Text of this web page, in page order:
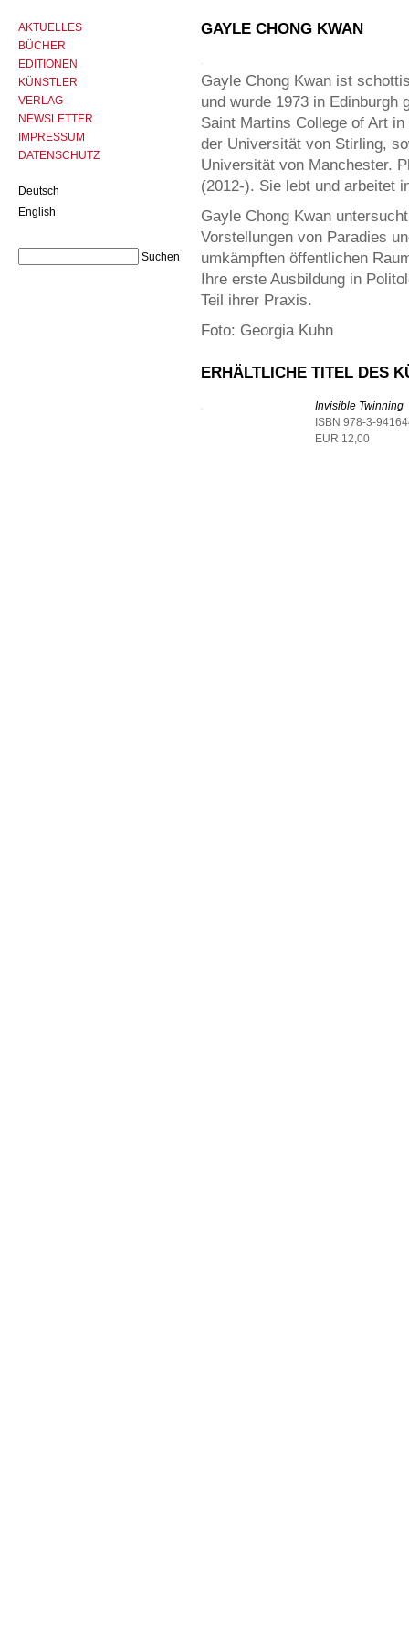
GAYLE CHONG KWAN
Gayle Chong Kwan ist
und wurde 1973 in Edinburgh
Saint Martins College of Art
der Universität von Stirling,
Universität von Manchester.
(2012-). Sie lebt und arbeitet
Gayle Chong Kwan
Vorstellungen von Paradies
umkämpften öffentlichen
Ihre erste Ausbildung in
Teil ihrer Praxis.
Foto: Georgia Kuhn
ERHÄLTLICHE TITEL DES
Invisible Twinning
ISBN 978-3-
EUR 12,00
AKTUELLES
BÜCHER
EDITIONEN
KÜNSTLER
VERLAG
NEWSLETTER
IMPRESSUM
DATENSCHUTZ
Deutsch
English